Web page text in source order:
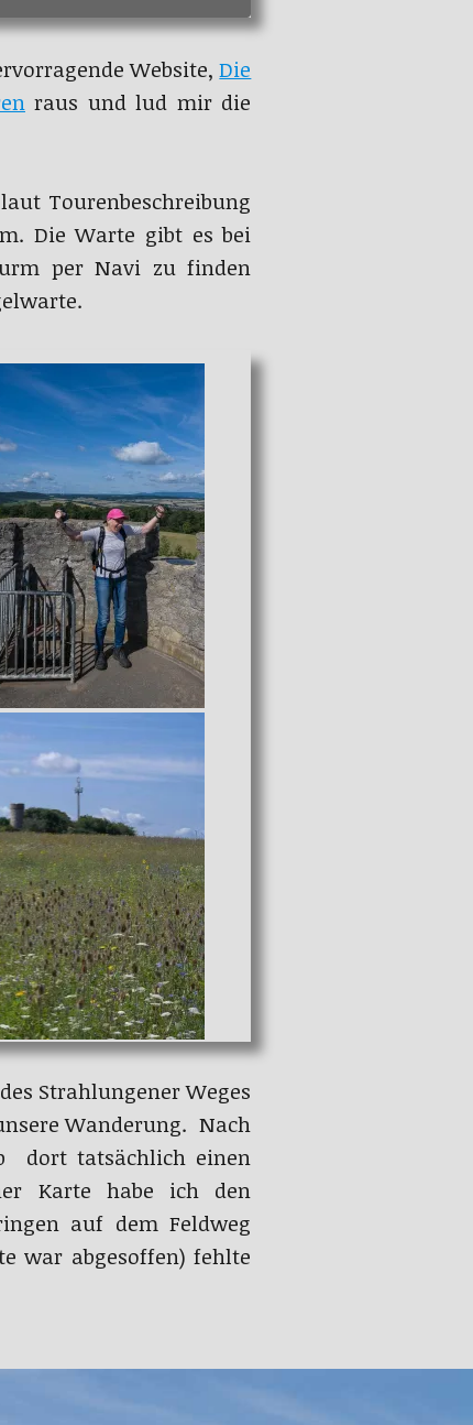
Website,Die
raus und lud mir die
Tourenbeschreibung
Die Warte gibt es bei
per Navi zu finden
Strahlungener Weges
Wanderung. Nach
dort tatsächlich einen
Karte habe ich den
auf dem Feldweg
war abgesoffen) fehlte